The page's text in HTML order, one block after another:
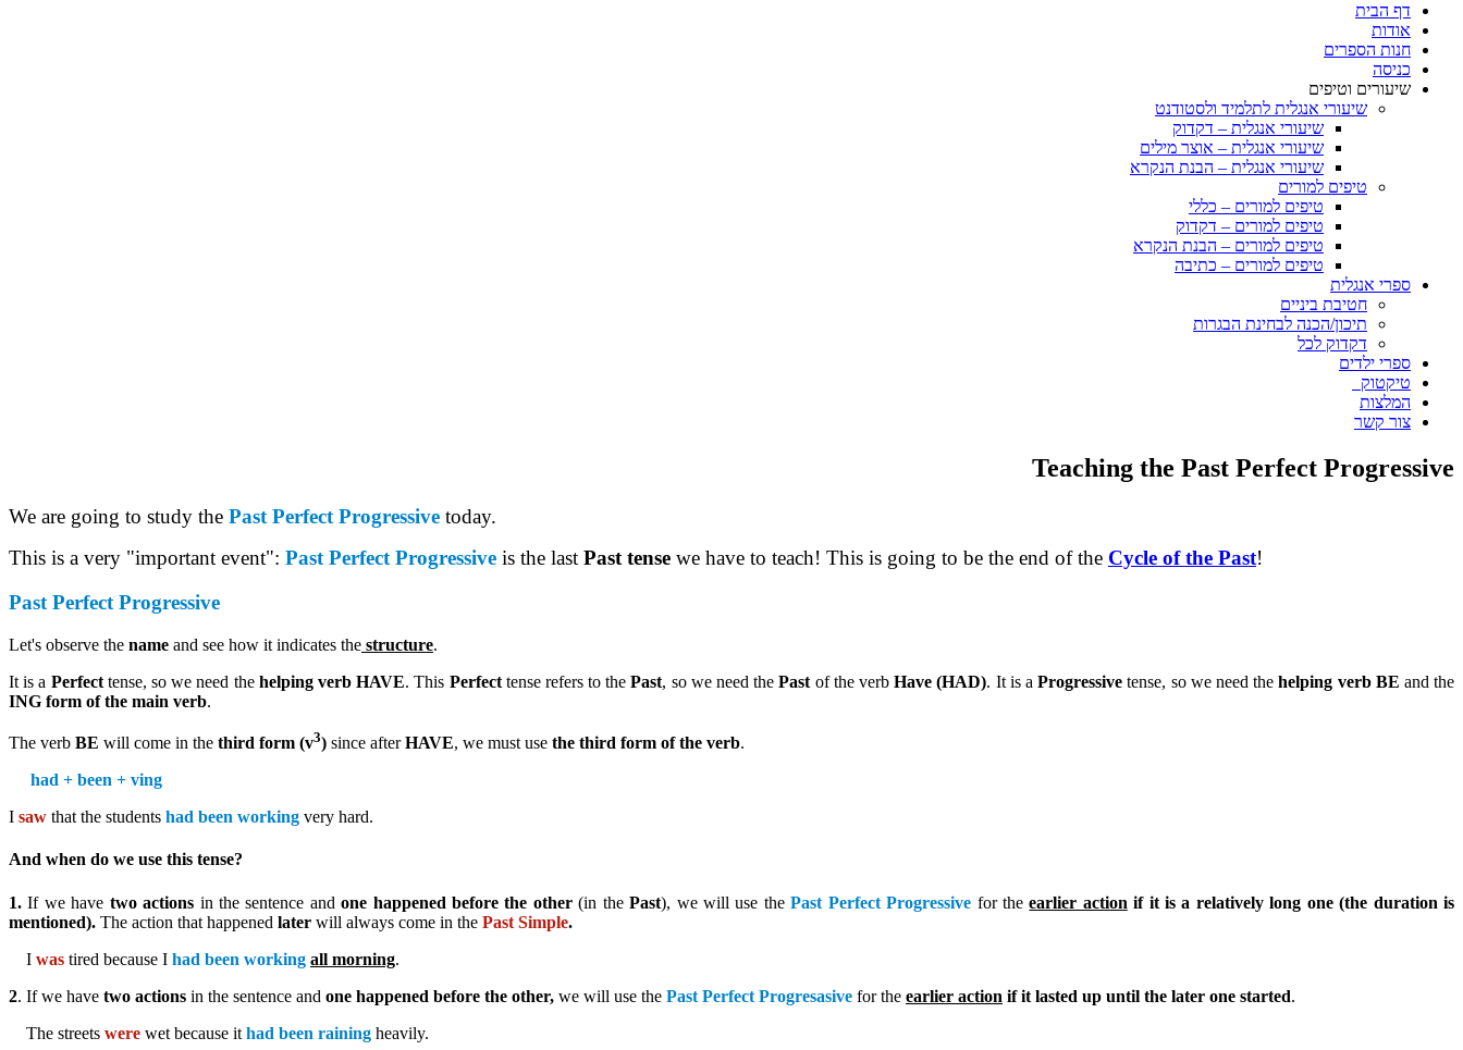
דף הבית
אודות
חנות הספרים
כניסה
שיעורים וטיפים
שיעורי אנגלית לתלמיד ולסטודנט
שיעורי אנגלית – דקדוק
שיעורי אנגלית – אוצר מילים
שיעורי אנגלית – הבנת הנקרא
טיפים למורים
טיפים למורים – כללי
טיפים למורים – דקדוק
טיפים למורים – הבנת הנקרא
טיפים למורים – כתיבה
ספרי אנגלית
חטיבת ביניים
תיכון/הכנה לבחינת הבגרות
דקדוק לכל
ספרי ילדים
טיקטוק
המלצות
צור קשר
Teaching the Past Perfect Progressive
We are going to study the Past Perfect Progressive today.
This is a very "important event": Past Perfect Progressive is the last Past tense we have to teach! This is going to be the end of the Cycle of the Past!
Past Perfect Progressive
Let's observe the name and see how it indicates the structure.
It is a Perfecttense, so we need the helping verb HAVE. This Perfecttense refers to thePast, so we need thePast of the verbHave (HAD). It is aProgressive tense, so we need thehelping verb BE and the
ING form of the main verb.
The verb BE will come in the third form (v3) since afterHAVE, we must use the third form of the verb.
had + been + ving
I saw that the students had been working very hard.
And when do we use this tense?
1. If we have two actions in the sentence andone happened before the other(in thePast), we will use thePast Perfect Progressive for theearlier action if it is a relatively long one (the duration is
mentioned). The action that happened later will always come in the Past Simple.
I was tired because I had been working all morning.
2. If we have two actions in the sentence and one happened before the other, we will use the Past Perfect Progresasive for the earlier action if it lasted up until the later one started.
The streets were wet because it had been raining heavily.